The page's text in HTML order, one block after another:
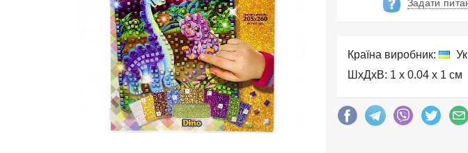
Задати
Країна виробник:
ШхДхВ: 1 x 0.04 x 1 см